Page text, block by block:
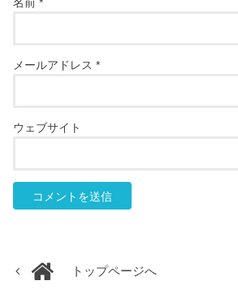
名前*
メールアドレス*
ウェブサイト
トップページへ